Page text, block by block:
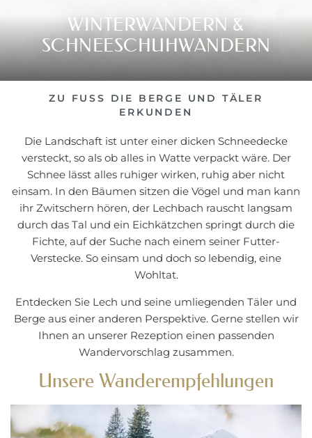
WINTERWANDERN &
SCHNEESCHUHWANDERN
ZU FUSS DIE BERGE UND TÄLER
ERKUNDEN
Die Landschaft ist unter einer dicken Schneedecke
versteckt, so als ob alles in Watte verpackt wäre. Der
Schnee lässt alles ruhiger wirken, ruhig aber nicht
einsam. In den Bäumen sitzen die Vögel und man kann
ihr Zwitschern hören, der Lechbach rauscht langsam
durch das Tal und ein Eichkätzchen springt durch die
Fichte, auf der Suche nach einem seiner Futter-
Verstecke. So einsam und doch so lebendig, eine
Wohltat.
Entdecken Sie Lech und seine umliegenden Täler und
Berge aus einer anderen Perspektive. Gerne stellen wir
Ihnen an unserer Rezeption einen passenden
Wandervorschlag zusammen.
Unsere Wanderempfehlungen